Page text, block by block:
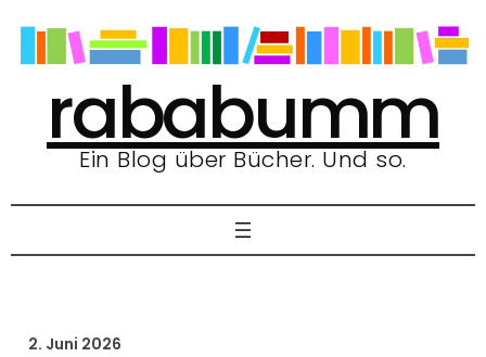
Inhalt
springen
rababumm
Ein Blog über Bücher. Und so.
2. Juni 2026